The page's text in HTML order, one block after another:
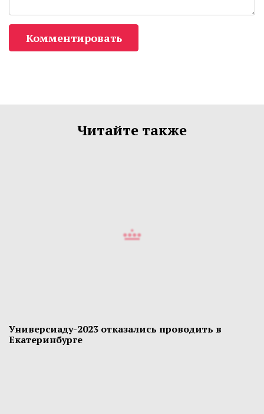
Комментировать
Читайте также
Универсиаду-2023 отказались проводить в
Екатеринбурге